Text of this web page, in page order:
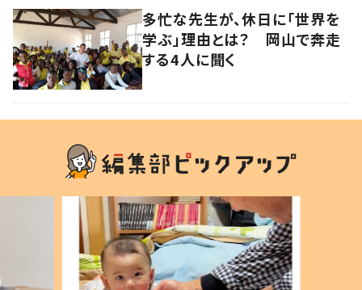
多忙な先生が、休日に「世界を
学ぶ」理由とは？ 岡山で奔走
する4人に聞く